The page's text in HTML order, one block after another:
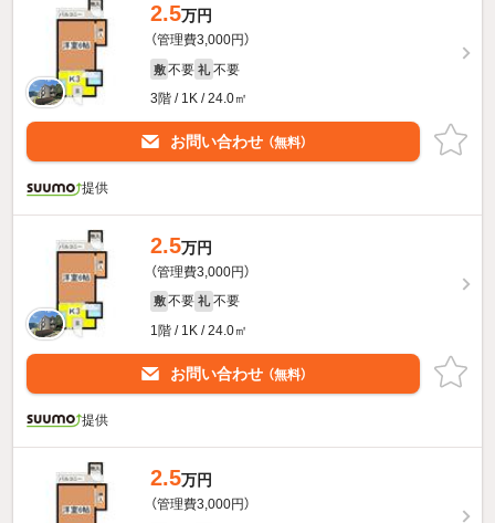
2.5万円
（管理費3,000円）
敷 不要 礼 不要
3階 / 1K / 24.0㎡
お問い合わせ （無料）
提供
2.5万円
（管理費3,000円）
敷 不要 礼 不要
1階 / 1K / 24.0㎡
お問い合わせ （無料）
提供
2.5万円
（管理費3,000円）